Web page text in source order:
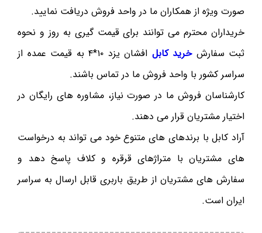
صورت ویژه از همکاران ما در واحد فروش دریافت نمایید.
خریداران محترم می توانند برای قیمت گیری به روز و نحوه
ثبت سفارشخرید کابل
افشان یزد ۱۰*۴ به قیمت عمده از
سراسر کشور با واحد فروش ما در تماس باشند.
کارشناسان فروش ما در صورت نیاز، مشاوره های رایگان در
اختیار مشتریان قرار می دهند.
آراد کابل با برندهای های متنوع خود می تواند به درخواست
های مشتریان با متراژهای قرقره و کلاف پاسخ دهد و
سفارش های مشتریان از طریق باربری قابل ارسال به سراسر
ایران است.